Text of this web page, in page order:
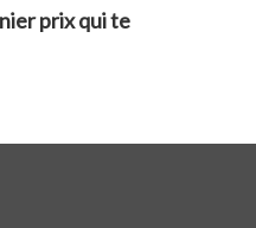
prix qui te